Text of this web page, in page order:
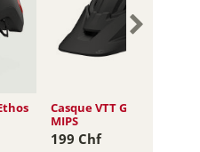
Casque VTT Giro Montaro II
MIPS
199 Chf